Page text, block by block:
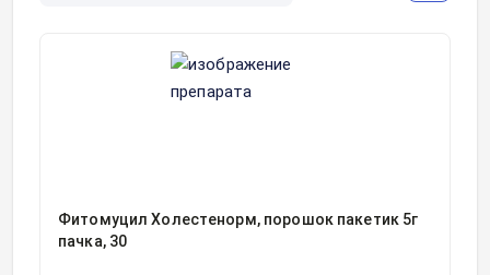
Фитомуцил Холестенорм, порошок пакетик 5г
пачка, 30